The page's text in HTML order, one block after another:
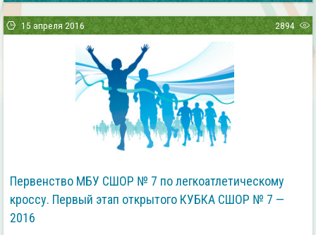
15 апреля 2016 2894
Первенство МБУ СШОР № 7 по легкоатлетическому
кроссу. Первый этап открытого КУБКА СШОР № 7 —
2016